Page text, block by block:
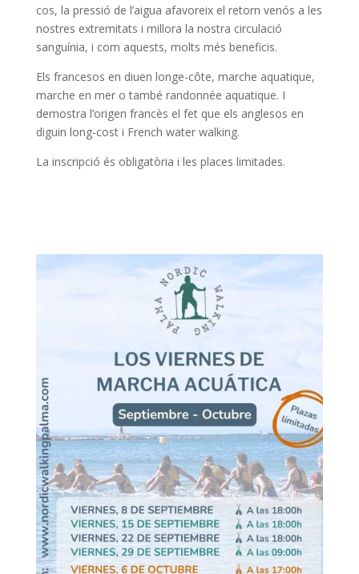
cos, la pressió de l’aigua afavoreix el retorn venós a les
nostres extremitats i millora la nostra circulació
sanguínia, i com aquests, molts més beneficis.
Els francesos en diuen longe-côte, marche aquatique,
marche en mer o també randonnée aquatique. I
demostra l’origen francès el fet que els anglesos en
diguin long-cost i French water walking.
La inscripció és obligatòria i les places limitades.